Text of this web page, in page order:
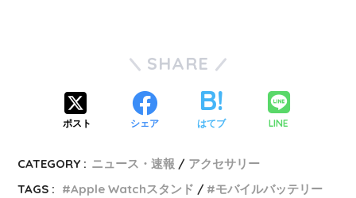
SHARE
ポスト シェア はてブ LINE
CATEGORY : ニュース・速報
アクセサリー
TAGS :
Apple Watchスタンド モバイルバッテリー